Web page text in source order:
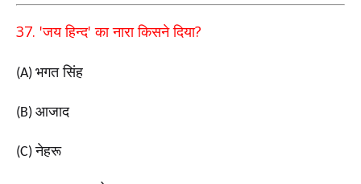
37. 'जय हिन्द'का नारा किसने दिया?
(A) भगत सिंह
(B) आजाद
(C)नेहरू